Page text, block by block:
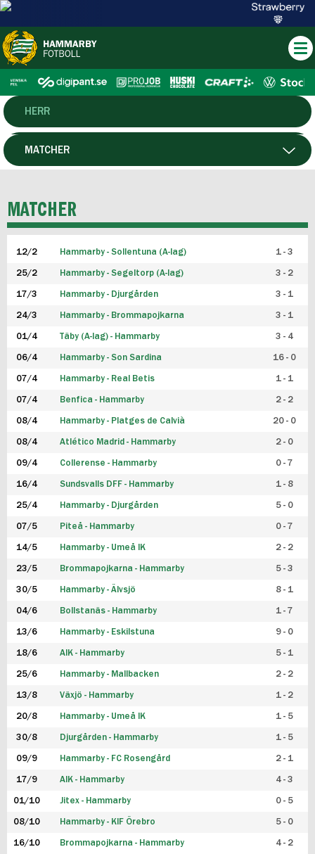
HERR
DAM
P19
F19
FUTSAL HERR
FUTSAL DAM
MATCHER
MATCHER
12/2 Hammarby - Sollentuna (A-lag) 1 - 3
25/2 Hammarby - Segeltorp (A-lag) 3 - 2
17/3 Hammarby - Djurgården 3 - 1
24/3 Hammarby - Brommapojkarna 3 - 1
01/4 Täby (A-lag) - Hammarby 3 - 4
06/4 Hammarby - Son Sardina 16 - 0
07/4 Hammarby - Real Betis 1 - 1
07/4 Benfica - Hammarby 2 - 2
08/4 Hammarby - Platges de Calvià 20 - 0
08/4 Atlético Madrid - Hammarby 2 - 0
09/4 Collerense - Hammarby 0 - 7
16/4 Sundsvalls DFF - Hammarby 1 - 8
25/4 Hammarby - Djurgården 5 - 0
07/5 Piteå - Hammarby 0 - 7
14/5 Hammarby - Umeå IK 2 - 2
23/5 Brommapojkarna - Hammarby 5 - 3
30/5 Hammarby - Älvsjö 8 - 1
04/6 Bollstanäs - Hammarby 1 - 7
13/6 Hammarby - Eskilstuna 9 - 0
18/6 AIK - Hammarby 5 - 1
25/6 Hammarby - Mallbacken 2 - 2
13/8 Växjö - Hammarby 1 - 2
20/8 Hammarby - Umeå IK 1 - 5
30/8 Djurgården - Hammarby 1 - 5
09/9 Hammarby - FC Rosengård 2 - 1
17/9 AIK - Hammarby 4 - 3
01/10 Jitex - Hammarby 0 - 5
08/10 Hammarby - KIF Örebro 5 - 0
16/10 Brommapojkarna - Hammarby 4 - 2